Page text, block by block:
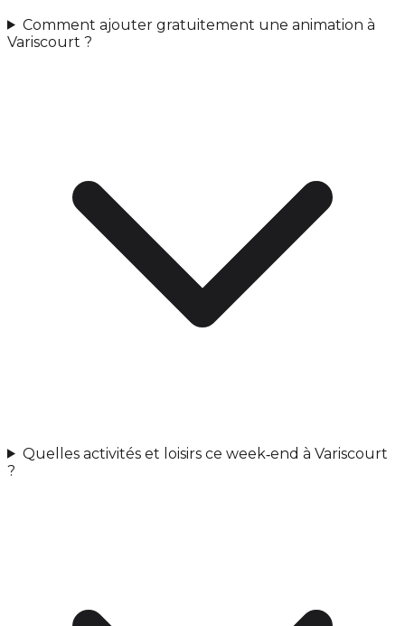
Comment ajouter gratuitement une animation à
Variscourt ?
Quelles activités et loisirs ce week‑end à Variscourt
?